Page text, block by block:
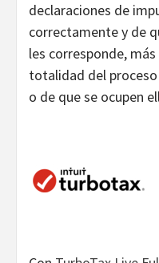
declaraciones de
correctamente y de
les corresponde,
totalidad del
o de que se ocupen